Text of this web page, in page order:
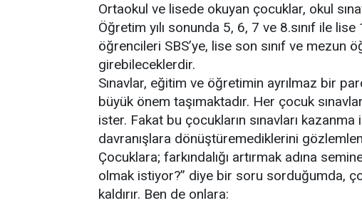
Ortaokul ve lisede okuyan çocuklar, okul
Öğretim yılı sonunda 5, 6, 7 ve 8.sınıf ile lise
öğrencileri SBS’ye, lise son sınıf ve mezun
girebileceklerdir.
Sınavlar, eğitim ve öğretimin ayrılmaz bir
büyük önem taşımaktadır. Her çocuk
ister. Fakat bu çocukların sınavları
davranışlara dönüştüremediklerini
Çocuklara; farkındalığı artırmak adına
olmak istiyor?” diye bir soru sorduğumda,
kaldırır. Ben de onlara: